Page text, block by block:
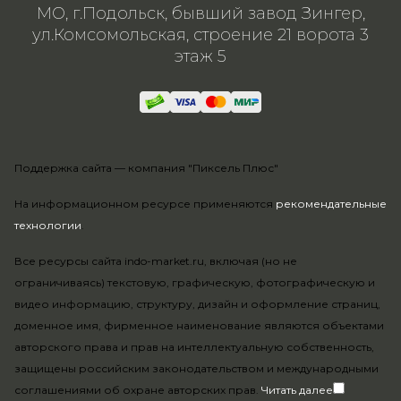
На информационном ресурсе применяются рекомендательные
технологии.
Все ресурсы сайта indo-market.ru, включая (но не
ограничиваясь) текстовую, графическую, фотографическую и
видео информацию, структуру, дизайн и оформление страниц,
доменное имя, фирменное наименование являются объектами
авторского права и прав на интеллектуальную собственность,
защищены российским законодательством и международными
соглашениями об охране авторских прав. Читать далее
МО, г.Подольск, бывший завод Зингер,
ул.Комсомольская, строение 21 ворота 3
этаж 5
Поддержка сайта — компания "Пиксель Плюс"